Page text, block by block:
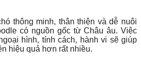
thông minh, thân thiện và dễ nuôi
có nguồn gốc từ Châu âu. Việc
hình, tính cách, hành vi sẽ giúp
hiệu quả hơn rất nhiều.